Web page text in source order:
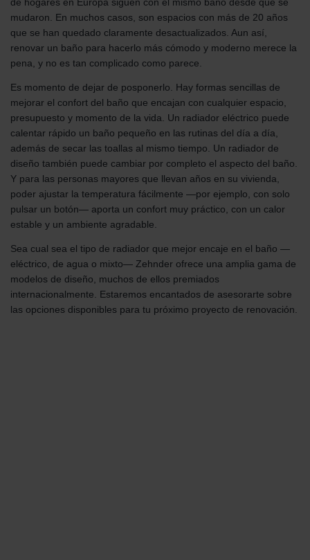
mudaron. En muchos casos, son espacios con más de 20 años
que se han quedado claramente desactualizados. Aun así,
renovar un baño para hacerlo más cómodo y moderno merece la
pena, y no es tan complicado como parece.
Es momento de dejar de posponerlo. Hay formas sencillas de
mejorar el confort del baño que encajan con cualquier espacio,
presupuesto y momento de la vida. Un radiador eléctrico puede
calentar rápido un baño pequeño en las rutinas del día a día,
además de secar las toallas al mismo tiempo. Un radiador de
diseño también puede cambiar por completo el aspecto del baño.
Y para las personas mayores que llevan años en su vivienda,
poder ajustar la temperatura fácilmente —por ejemplo, con solo
pulsar un botón— aporta un confort muy práctico, con un calor
estable y un ambiente agradable.
Sea cual sea el tipo de radiador que mejor encaje en el baño —
eléctrico, de agua o mixto— Zehnder ofrece una amplia gama de
modelos de diseño, muchos de ellos premiados
internacionalmente. Estaremos encantados de asesorarte sobre
las opciones disponibles para tu próximo proyecto de renovación.